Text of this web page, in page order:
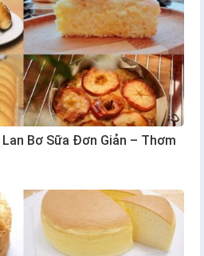
Bơ Sữa Đơn Giản – Thơm